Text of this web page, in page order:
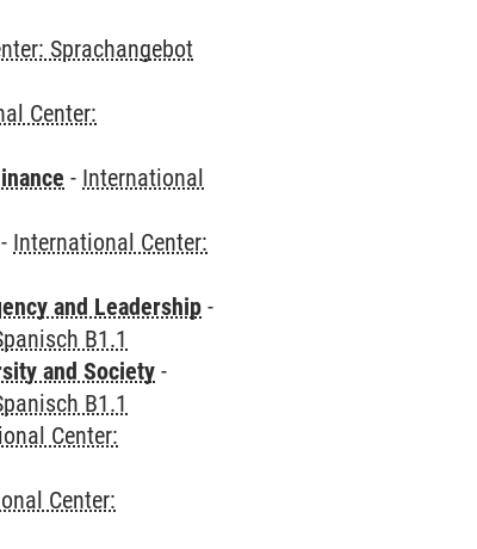
Sprachangebot
Center:
- International
- International Center:
and Leadership -
B1.1
and Society -
B1.1
Center:
Center: